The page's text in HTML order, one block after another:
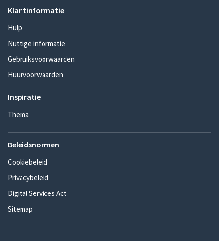
Klantinformatie
Hulp
Nuttige informatie
Gebruiksvoorwaarden
Huurvoorwaarden
Inspiratie
Thema
Beleidsnormen
Cookiebeleid
Privacybeleid
Digital Services Act
Sitemap